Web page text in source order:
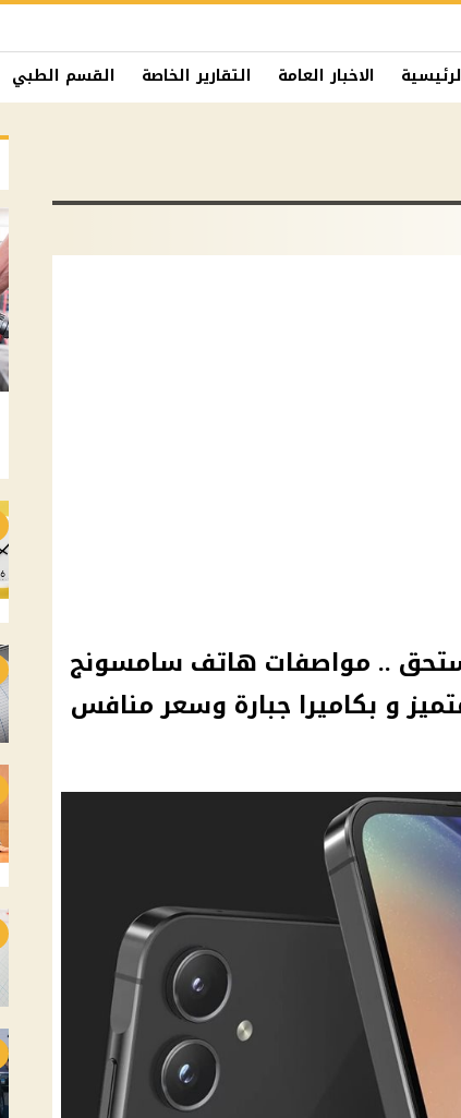
الاخبار العامة التقارير الخاصة القسم الطبي
.. مواصفات هاتف سامسونج